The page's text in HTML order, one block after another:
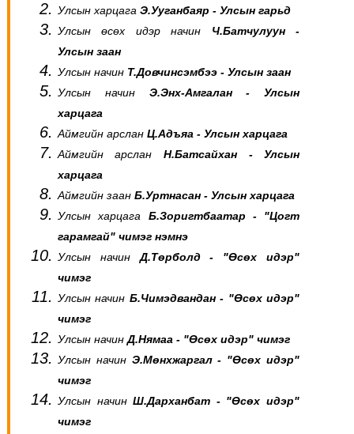
Улсын харцага Э.Ууганбаяр - Улсын гарьд
Улсын өсөх идэр начин Ч.Батчулуун -
Улсын заан
Улсын начин Т.Довчинсэмбээ - Улсын заан
Улсын начин Э.Энх-Амгалан - Улсын
харцага
Аймгийн арслан Ц.Адъяа - Улсын харцага
Аймгийн арслан Н.Батсайхан - Улсын
харцага
Аймгийн заан Б.Уртнасан - Улсын харцага
Улсын харцага Б.Зоригтбаатар - "Цогт
гарамгай" чимэг нэмнэ
Улсын начинД.Төрболд - "Өсөх идэр"
чимэг
Улсын начин Б.Чимэдвандан - "Өсөх идэр"
чимэг
Улсын начинД.Нямаа - "Өсөх идэр" чимэг
Улсын начин Э.Мөнхжаргал - "Өсөх идэр"
чимэг
Улсын начинШ.Дарханбат - "Өсөх идэр"
чимэг